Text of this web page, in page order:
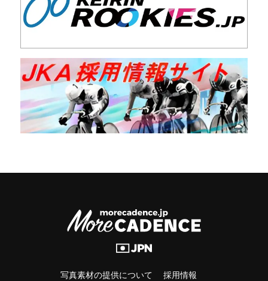
写真素材の提供について 採用情報